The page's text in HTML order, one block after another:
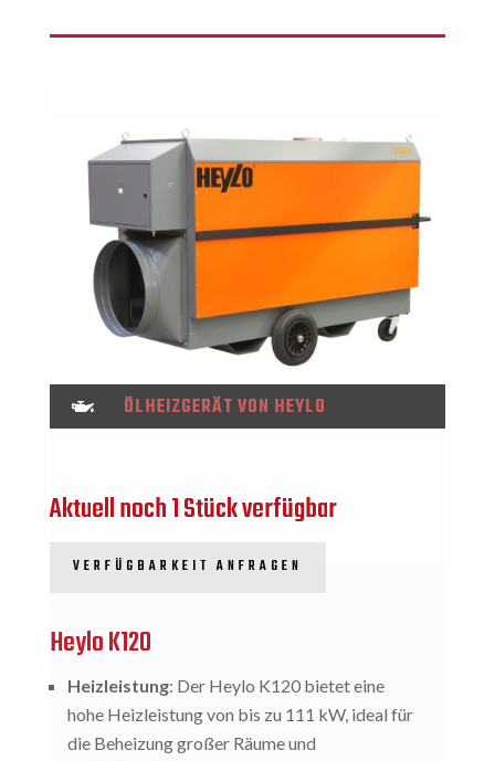
 ÖLHEIZGERÄT VON HEYLO
Aktuell noch 1 Stück verfügbar
VERFÜGBARKEIT ANFRAGEN
Heylo K120
Heizleistung: Der Heylo K120 bietet eine
hohe Heizleistung von bis zu 111 kW, ideal für
die Beheizung großer Räume und